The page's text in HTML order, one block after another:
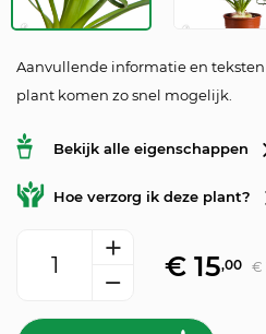
Aanvullende informatie en teksten
plant komen zo snel mogelijk.
Bekijk alle eigenschappen
Hoe verzorg ik deze plant?
Albuca spiralis aantal
€ 15,00 €